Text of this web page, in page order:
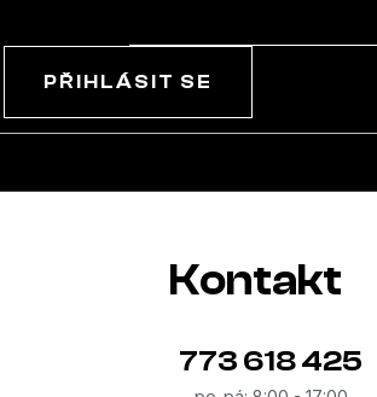
PŘIHLÁSIT SE
Kontakt
773 618 425